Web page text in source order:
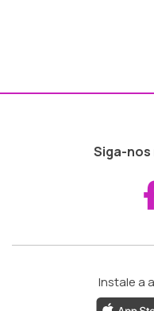
Siga-nos
Instale a